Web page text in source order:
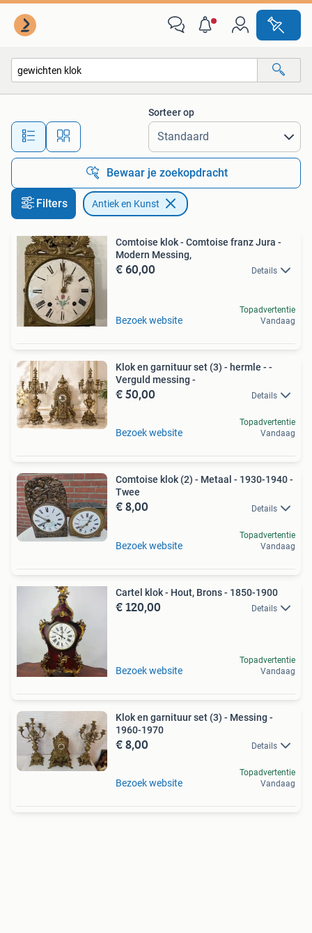
Alle afstanden…
Sorteer op
Bewaar je zoekopdracht
Filters Antiek en Kunst
Comtoise klok - Comtoise franz Jura -
Modern Messing,
€ 60,00 Details
Bezoek website
Topadvertentie
Vandaag
Klok en garnituur set (3) - hermle - -
Verguld messing -
€ 50,00 Details
Bezoek website
Topadvertentie
Vandaag
Comtoise klok (2) - Metaal - 1930-1940 -
Twee
€ 8,00 Details
Bezoek website
Topadvertentie
Vandaag
Cartel klok - Hout, Brons - 1850-1900
€ 120,00 Details
Bezoek website
Topadvertentie
Vandaag
Klok en garnituur set (3) - Messing -
1960-1970
€ 8,00 Details
Bezoek website
Topadvertentie
Vandaag